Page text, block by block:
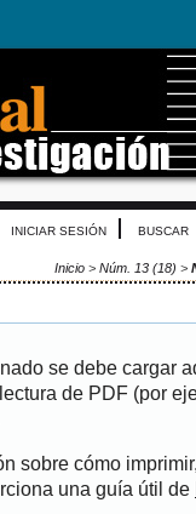
INICIAR SESIÓN BUSCAR
Inicio > Núm. 13 (18) >
se debe cargar
de PDF (por
sobre cómo
una guía útil de